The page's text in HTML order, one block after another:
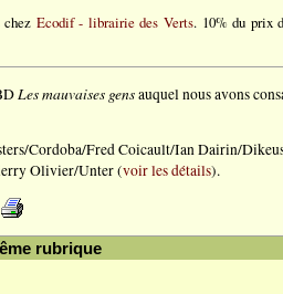
Ecodif - librairie des Verts. 10% du prix
Les mauvaises gensauquel nous avons
Cordoba/Fred Coicault/Ian Dairin/
Olivier/Unter (voir les détails).
rubrique